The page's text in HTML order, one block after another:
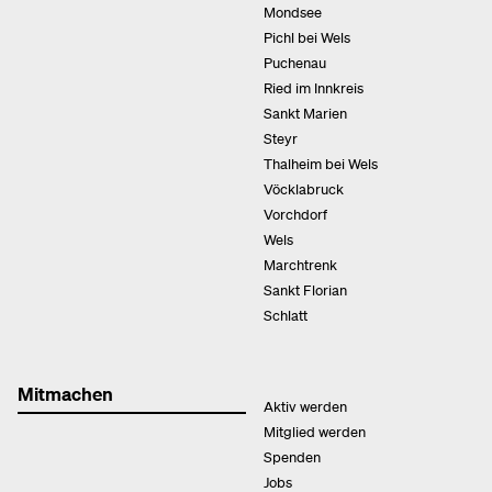
Mondsee
Pichl bei Wels
Puchenau
Ried im Innkreis
Sankt Marien
Steyr
Thalheim bei Wels
Vöcklabruck
Vorchdorf
Wels
Marchtrenk
Sankt Florian
Schlatt
Mitmachen
Aktiv werden
Mitglied werden
Spenden
Jobs